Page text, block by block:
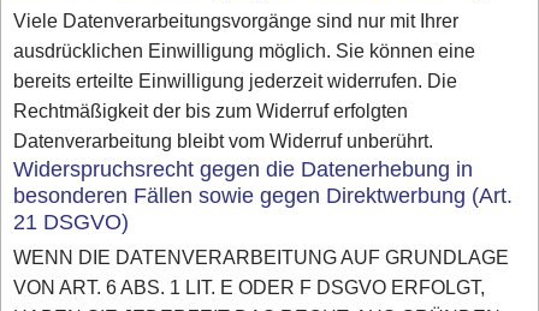
Viele Datenverarbeitungsvorgänge sind nur mit Ihrer
ausdrücklichen Einwilligung möglich. Sie können eine
bereits erteilte Einwilligung jederzeit widerrufen. Die
Rechtmäßigkeit der bis zum Widerruf erfolgten
Datenverarbeitung bleibt vom Widerruf unberührt.
Widerspruchsrecht gegen die Datenerhebung in
besonderen Fällen sowie gegen Direktwerbung (Art.
21 DSGVO)
WENN DIE DATENVERARBEITUNG AUF GRUNDLAGE
VON ART. 6 ABS. 1 LIT. E ODER F DSGVO ERFOLGT,